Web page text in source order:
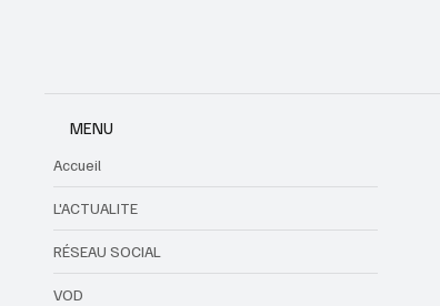
MENU
Accueil
L'ACTUALITE
RÉSEAU SOCIAL
VOD